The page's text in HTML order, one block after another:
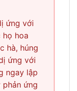
ứng với
hoa
hà, húng
ứng với
ngay lập
ứng